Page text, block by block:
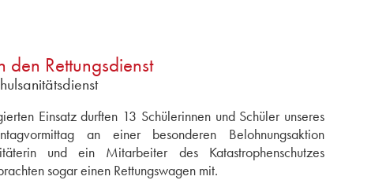
den Rettungsdienst
Einsatz durften 13 Schülerinnen und Schüler unseres
an einer besonderen Belohnungsaktion
und ein Mitarbeiter des Katastrophenschutzes
sogar einen Rettungswagen mit.